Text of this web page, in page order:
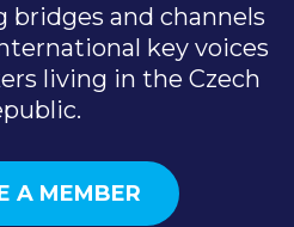
bridges and channels
key voices
living in the Czech
A MEMBER